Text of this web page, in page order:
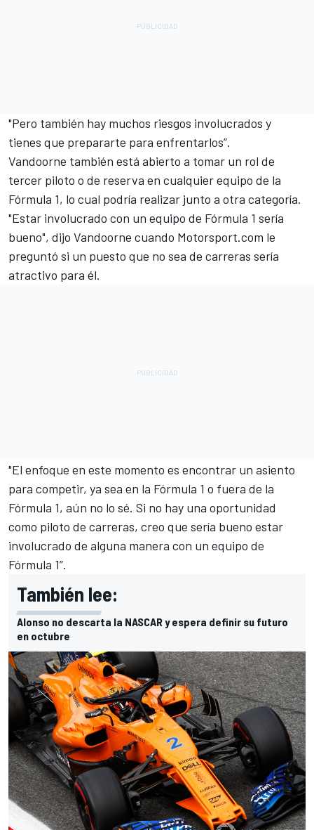
"Pero también hay muchos riesgos involucrados y
tienes que prepararte para enfrentarlos”.
Vandoorne también está abierto a tomar un rol de
tercer piloto o de reserva en cualquier equipo de la
Fórmula 1, lo cual podría realizar junto a otra categoría.
"Estar involucrado con un equipo de Fórmula 1 sería
bueno", dijo Vandoorne cuando Motorsport.com le
preguntó si un puesto que no sea de carreras sería
atractivo para él.
"El enfoque en este momento es encontrar un asiento
para competir, ya sea en la Fórmula 1 o fuera de la
Fórmula 1, aún no lo sé. Si no hay una oportunidad
como piloto de carreras, creo que sería bueno estar
involucrado de alguna manera con un equipo de
Fórmula 1”.
También lee:
Alonso no descarta la NASCAR y espera definir su futuro
en octubre